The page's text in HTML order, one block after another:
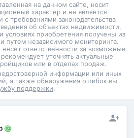
на данном сайте, носит
характер и не является
с требованиями законодательства
об объектах недвижимости,
условиях приобретения получены из
путем независимого мониторинга.
ответственности за возможные
уточнять актуальные
или в отделах продаж.
информации или иных
а также обнаружения ошибок вы
поддержки.